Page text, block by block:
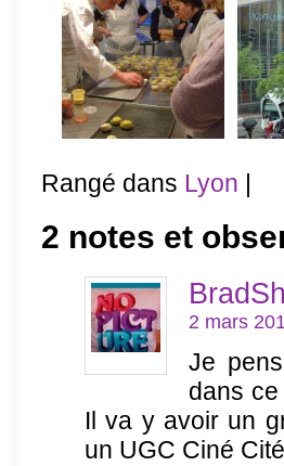
Rangé dans Lyon
2 notes et
2 mars
Je
dans
Il va y avoir un
un UGC Ciné